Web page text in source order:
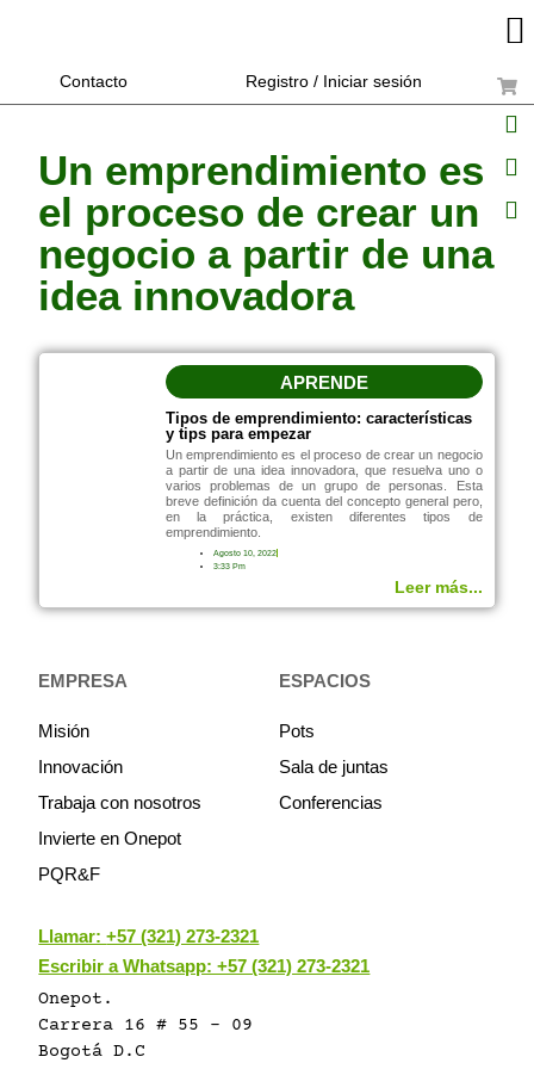
Contacto Registro / Iniciar sesión
Un emprendimiento es
el proceso de crear un
negocio a partir de una
idea innovadora
APRENDE
Tipos de emprendimiento: características
y tips para empezar
Un emprendimiento es el proceso de crear un negocio
a partir de una idea innovadora, que resuelva uno o
varios problemas de un grupo de personas. Esta
breve definición da cuenta del concepto general pero,
en la práctica, existen diferentes tipos de
emprendimiento.
Agosto 10, 2022
3:33 Pm
Leer más...
EMPRESA
Misión
Innovación
Trabaja con nosotros
Invierte en Onepot
PQR&F
ESPACIOS
Pots
Sala de juntas
Conferencias
Llamar:+57 (321) 273-2321
Escribir a Whatsapp: +57 (321) 273-2321
Onepot.
Carrera 16 # 55 - 09
Bogotá D.C